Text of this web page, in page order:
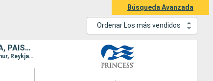
Búsqueda Avanzada
Ordenar Los más vendidos
DINAMARCA, NORUEGA, ISLANDIA, REINO UNIDO, BÉLGICA, CANADÁ, IRLANDA, PAISES BAJOS, ALEMANIA
Itinerario : Copenhague, Skagen, Hardangerfjord, Skjolden, Olden, Seydisfjordhur, Akureyri, Isafjordhur, Reykjavik, Isafjordhur, Akureyri, Seydisfjordhur, Islas Orcadas, Invergordon, Edimbourg, Brujas, Southampton, Cornwall, Cork, Dun Laoghaire, Belfast, Greenock, Southampton, Brujas, Amsterdam, Hamburgo, Skagen, Copenhague